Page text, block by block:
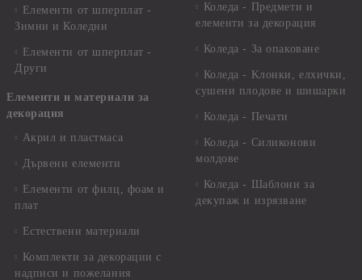
Елементи от шперплат -
Зимни и Коледни
Елементи от шперплат -
Други
Елементи и материали за
декорация
Акрил и пластмаса
Дървени елементи
Елементи от филц, фоам и
плат
Естествени материали
Комплекти за декорации с
надписи и пожелания
Коледа - Предмети и
елементи за декорация
Коледа - За опаковане
Коледа - Kлонки, елхички,
сушени плодове и шишарки
Коледа - Печати
Коледа - Силиконови
молдове
Коледа - Шаблони за
декупаж и изрязване